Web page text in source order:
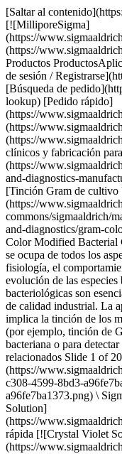
[Saltar al contenido](https://www.sigmaaldrich.com#main-content) [![MilliporeSigma](https://www.sigmaaldrich.com/static/logos/purple/millipore_sigma.svg)](https://www.sigmaaldrich.com/US/es) Productos Carrito0 USES Productos ProductosAplicacionesServiciosRecursosApoyo [Inicio de sesión / Registrarse](https://www.sigmaaldrich.com/oidc-sign-in) [Búsqueda de pedido](https://www.sigmaaldrich.com/US/es/order-lookup) [Pedido rápido](https://www.sigmaaldrich.com/US/es/quick-order) Carrito0 [Inicio](https://www.sigmaaldrich.com/US/es)[Aplicaciones](https://www.sigmaaldrich.com/US/es/applications)[Ensayos clínicos y fabricación para diagnóstico](https://www.sigmaaldrich.com/US/es/applications/clinical-testing-and-diagnostics-manufacturing)Bacteriología # Bacteriología ![Tinción Gram de cultivo bacteriano modificado](https://www.sigmaaldrich.com/content/dam/cms-commons/sigmaaldrich/marketing/global/images/applications/clinical-and-diagnostics/gram-color-modified-bacterial-culture.jpg "Gram Color Modified Bacterial Culture") La disciplina de la bacteriología se ocupa de todos los aspectos de la genética, la estructura, la fisiología, el comportamiento, la patogenicidad, la ecología y la evolución de las especies bacterianas. Las investigaciones bacteriológicas son esenciales en el diagnóstico clínico y el control de calidad industrial. La aplicación del microscopio en bacteriología implica la tinción de los microorganismos con métodos adecuados (por ejemplo, tinción de Gram) para determinar la clasificación bacteriana o para detectar micobacterias. * * * ## Productos relacionados Slide 1 of 20 1 of 5 [![Crystal Violet Solution](https://www.sigmaaldrich.com/deepweb/assets/sigmaaldrich/product/structures/131/023/133aac8c-c308-4599-8bd3-a96fe7ba1373/640/133aac8c-c308-4599-8bd3-a96fe7ba1373.png) \ Sigma-Aldrich \ HT901 \ Crystal Violet Solution](https://www.sigmaaldrich.com/US/es/product/sigma/ht901) Vista rápida [![Crystal Violet Solution 1%, aqueous solution](https://www.sigmaaldrich.com/deepweb/assets/sigmaaldrich/product/structures/131/023/133aac8c-c308-4599-8bd3-a96fe7ba1373/640/133aac8c-c308-4599-8bd3-a96fe7ba1373.png) \ Sigma-Aldrich \ V5265 \ Crystal Violet Solution](https://www.sigmaaldrich.com/US/es/product/sigma/v5265) Vista rápida [![Giemsa Stain, Modified](https://www.sigmaaldrich.com/deepweb/assets/sigmaaldrich/product/images/332/946/ff9bedf2-549e-465b-9e8c-36d3de7e5c20/640/ff9bedf2-549e-465b-9e8c-36d3de7e5c20.jpg) \ Sigma-Aldrich \ GS500 \ Giemsa Stain, Modified](https://www.sigmaaldrich.com/US/es/product/sigma/gs500) Vista rápida [![Giemsa Stain, Modified](https://www.sigmaaldrich.com/deepweb/assets/sigmaaldrich/product/images/332/946/ff9bedf2-549e-465b-9e8c-36d3de7e5c20/640/ff9bedf2-549e-465b-9e8c-36d3de7e5c20.jpg) \ Sigma-Aldrich \ GS1L \ Giemsa Stain, Modified](https://www.sigmaaldrich.com/US/es/product/sigma/gs1l) Vista rápida [![Giemsa Stain, Modified](https://www.sigmaaldrich.com/deepweb/assets/sigmaaldrich/product/images/332/946/ff9bedf2-549e-465b-9e8c-36d3de7e5c20/640/ff9bedf2-549e-465b-9e8c-36d3de7e5c20.jpg) \ Sigma-Aldrich \ GS80 \ Giemsa Stain, Modified](https://www.sigmaaldrich.com/US/es/product/sigma/gs80) Vista rápida [![Giemsa Stain, Modified](https://www.sigmaaldrich.com/deepweb/assets/sigmaaldrich/product/images/332/946/ff9bedf2-549e-465b-9e8c-36d3de7e5c20/640/ff9bedf2-549e-465b-9e8c-36d3de7e5c20.jpg) \ Sigma-Aldrich \ GS128 \ Giemsa Stain, Modified](https://www.sigmaaldrich.com/US/es/product/sigma/gs128) Vista rápida [![Gram Stain Kit For Films](https://www.sigmaaldrich.com/deepweb/assets/sigmaaldrich/product/images/340/421/ad960f9d-194a-4f58-a221-bad3049845d5/640/ad960f9d-194a-4f58-a221-bad3049845d5.jpg) \ Sigma-